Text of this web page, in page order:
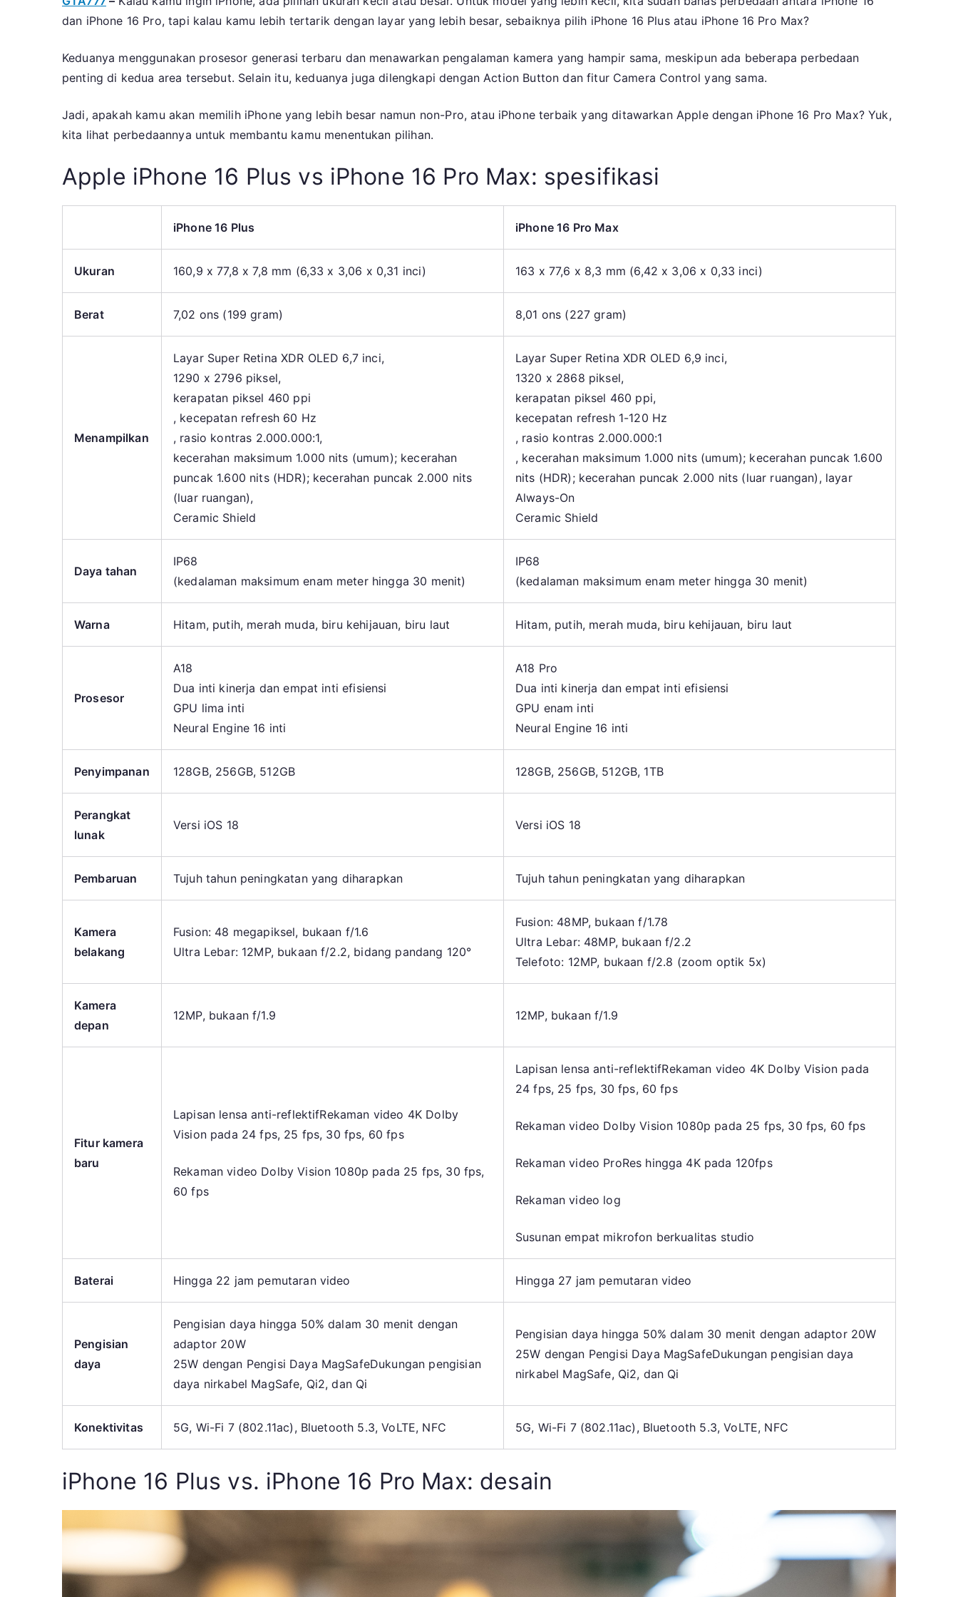
iPhone
16
VS
iPhone
Mana
Cocok
dan iPhone 16 Pro, tapi kalau kamu lebih tertarik dengan layar yang lebih besar, sebaiknya pilih iPhone 16 Plus atau iPhone 16 Pro Max?
Keduanya menggunakan prosesor generasi terbaru dan menawarkan pengalaman kamera yang hampir sama, meskipun ada beberapa perbedaan
penting di kedua area tersebut. Selain itu, keduanya juga dilengkapi dengan Action Button dan fitur Camera Control yang sama.
Jadi, apakah kamu akan memilih iPhone yang lebih besar namun non-Pro, atau iPhone terbaik yang ditawarkan Apple dengan iPhone 16 Pro Max? Yuk,
kita lihat perbedaannya untuk membantu kamu menentukan pilihan.
Apple iPhone 16 Plus vs iPhone 16 Pro Max: spesifikasi
iPhone 16 Plus iPhone 16 Pro Max
Ukuran 160,9 x 77,8 x 7,8 mm (6,33 x 3,06 x 0,31 inci) 163 x 77,6 x 8,3 mm (6,42 x 3,06 x 0,33 inci)
Berat 7,02 ons (199 gram) 8,01 ons (227 gram)
Menampilkan
Layar Super Retina XDR OLED 6,7 inci,
1290 x 2796 piksel,
kerapatan piksel 460 ppi
, kecepatan refresh 60 Hz
, rasio kontras 2.000.000:1,
kecerahan maksimum 1.000 nits (umum); kecerahan
puncak 1.600 nits (HDR); kecerahan puncak 2.000 nits
(luar ruangan),
Ceramic Shield
Layar Super Retina XDR OLED 6,9 inci,
1320 x 2868 piksel,
kerapatan piksel 460 ppi,
kecepatan refresh 1-120 Hz
, rasio kontras 2.000.000:1
, kecerahan maksimum 1.000 nits (umum); kecerahan puncak 1.600
nits (HDR); kecerahan puncak 2.000 nits (luar ruangan), layar
Always-On
Ceramic Shield
Daya tahan
IP68
(kedalaman maksimum enam meter hingga 30 menit)
IP68
(kedalaman maksimum enam meter hingga 30 menit)
Warna Hitam, putih, merah muda, biru kehijauan, biru laut Hitam, putih, merah muda, biru kehijauan, biru laut
Prosesor
A18
Dua inti kinerja dan empat inti efisiensi
GPU lima inti
Neural Engine 16 inti
A18 Pro
Dua inti kinerja dan empat inti efisiensi
GPU enam inti
Neural Engine 16 inti
Penyimpanan 128GB, 256GB, 512GB 128GB, 256GB, 512GB, 1TB
Perangkat
lunak
Versi iOS 18 Versi iOS 18
Pembaruan Tujuh tahun peningkatan yang diharapkan Tujuh tahun peningkatan yang diharapkan
Kamera
belakang
Fusion: 48 megapiksel, bukaan f/1.6
Ultra Lebar: 12MP, bukaan f/2.2, bidang pandang 120°
Fusion: 48MP, bukaan f/1.78
Ultra Lebar: 48MP, bukaan f/2.2
Telefoto: 12MP, bukaan f/2.8 (zoom optik 5x)
Kamera
depan
12MP, bukaan f/1.9 12MP, bukaan f/1.9
Fitur kamera
baru
Lapisan lensa anti-reflektifRekaman video 4K Dolby
Vision pada 24 fps, 25 fps, 30 fps, 60 fps
Rekaman video Dolby Vision 1080p pada 25 fps, 30 fps,
60 fps
Lapisan lensa anti-reflektifRekaman video 4K Dolby Vision pada
24 fps, 25 fps, 30 fps, 60 fps
Rekaman video Dolby Vision 1080p pada 25 fps, 30 fps, 60 fps
Rekaman video ProRes hingga 4K pada 120fps
Rekaman video log
Susunan empat mikrofon berkualitas studio
Baterai Hingga 22 jam pemutaran video Hingga 27 jam pemutaran video
Pengisian
daya
Pengisian daya hingga 50% dalam 30 menit dengan
adaptor 20W
25W dengan Pengisi Daya MagSafeDukungan pengisian
daya nirkabel MagSafe, Qi2, dan Qi
Pengisian daya hingga 50% dalam 30 menit dengan adaptor 20W
25W dengan Pengisi Daya MagSafeDukungan pengisian daya
nirkabel MagSafe, Qi2, dan Qi
Konektivitas 5G, Wi-Fi 7 (802.11ac), Bluetooth 5.3, VoLTE, NFC 5G, Wi-Fi 7 (802.11ac), Bluetooth 5.3, VoLTE, NFC
iPhone 16 Plus vs. iPhone 16 Pro Max: desain